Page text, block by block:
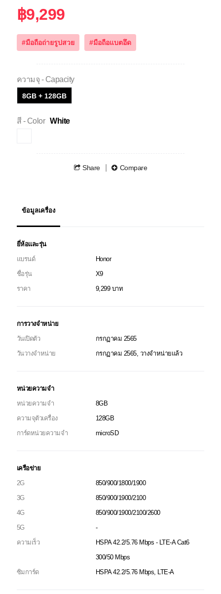
฿9,299
#มือถือถ่ายรูปสวย #มือถือแบตอึด
ความจุ - Capacity
8GB + 128GB
สี - Color White
Share Compare
ข้อมูลเครื่อง
ยี่ห้อและรุ่น
แบรนด์
Honor
ชื่อรุ่น
X9
ราคา
9,299 บาท
การวางจำหน่าย
วันเปิดตัว
กรกฏาคม 2565
วันวางจำหน่าย
กรกฏาคม 2565, วางจำหน่ายแล้ว
หน่วยความจำ
หน่วยความจำ
8GB
ความจุตัวเครื่อง
128GB
การ์ดหน่วยความจำ
microSD
เครือข่าย
2G
850/900/1800/1900
3G
850/900/1900/2100
4G
850/900/1900/2100/2600
5G
-
ความเร็ว
HSPA 42.2/5.76 Mbps - LTE-A Cat6
300/50 Mbps
ซิมการ์ด
HSPA 42.2/5.76 Mbps, LTE-A